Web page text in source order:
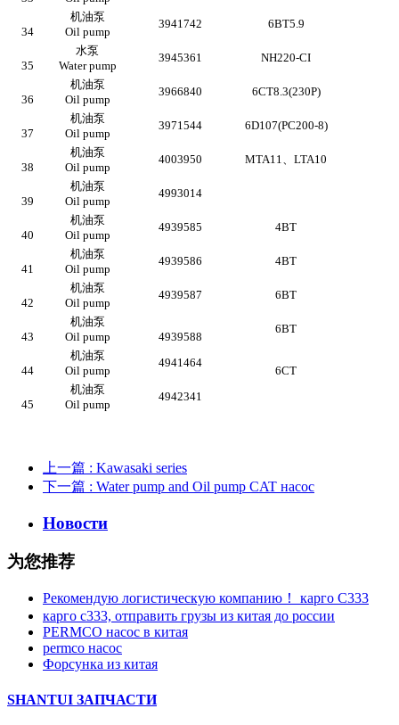
34
机油泵
Oil pump
3941742 6BT5.9
35
水泵
Water pump
3945361 NH220-CI
36
机油泵
Oil pump
3966840 6CT8.3(230P)
37
机油泵
Oil pump
3971544 6D107(PC200-8)
38
机油泵
Oil pump
4003950 MTA11、 LTA10
39
机油泵
Oil pump
4993014
40
机油泵
Oil pump
4939585 4BT
41
机油泵
Oil pump
4939586 4BT
42
机油泵
Oil pump
4939587 6BT
43
机油泵
Oil pump
4939588
6BT
44
机油泵
Oil pump
4941464
6CT
45
机油泵
Oil pump
4942341
上一篇 : Kawasaki series
下一篇 : Water pump and Oil pump CAT насос
Новости
为您推荐
Рекомендую логистическую компанию！ карго C333
карго с333, отправить грузы из китая до россии
PERMCO насос в китая
permco насос
Форсунка из китая
SHANTUI ЗАПЧАСТИ